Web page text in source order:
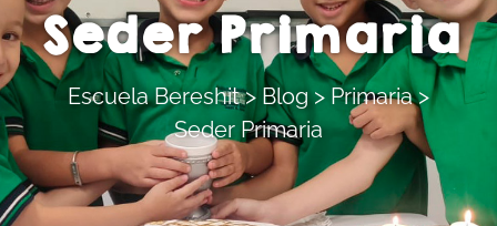
Seder Primaria
Escuela Bereshit> Blog> Primaria>
Seder Primaria